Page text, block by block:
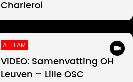
Charleroi
A-TEAM
VIDEO: Samenvatting OH
Leuven – Lille OSC